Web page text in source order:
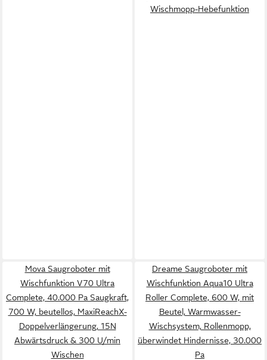
Wischmopp-Hebefunktion
Mova Saugroboter mit
Wischfunktion V70 Ultra
Complete, 40.000 Pa Saugkraft,
700 W, beutellos, MaxiReachX-
Doppelverlängerung, 15N
Abwärtsdruck & 300 U/min
Wischen
Dreame Saugroboter mit
Wischfunktion Aqua10 Ultra
Roller Complete, 600 W, mit
Beutel, Warmwasser-
Wischsystem, Rollenmopp,
überwindet Hindernisse, 30.000
Pa